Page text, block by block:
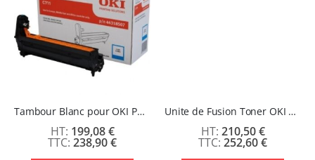
Tambour Blanc pour OKI PRO8432WT
238,90 €
199,08 €
Unite de Fusion Toner OKI PRO8432WT
252,60 €
210,50 €